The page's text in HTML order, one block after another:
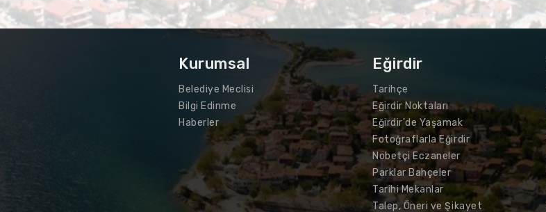
Kurumsal
Belediye Meclisi
Bilgi Edinme
Haberler
Eğirdir
Tarihçe
Eğirdir Noktaları
Eğirdir'de Yaşamak
Fotoğraflarla Eğirdir
Nöbetçi Eczaneler
Parklar Bahçeler
Tarihi Mekanlar
Talep, Öneri ve Şikayet